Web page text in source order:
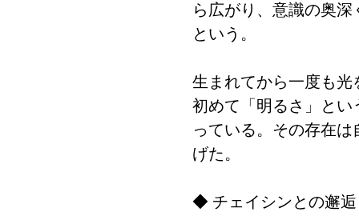
ら広がり、意識の奥
という。
生まれてから一度も
初めて「明るさ」と
っている。その存在
げた。
◆ チェイシンとの邂逅